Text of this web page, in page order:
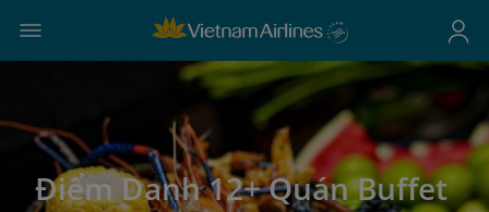
Điểm Danh 12+ Quán Buffet